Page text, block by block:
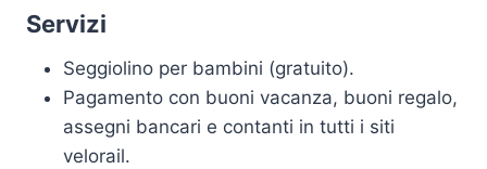
Servizi
Seggiolino per bambini (gratuito).
Pagamento con buoni vacanza, buoni regalo,
assegni bancari e contanti in tutti i siti
velorail.